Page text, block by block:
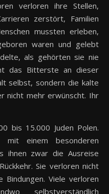
verloren ihre Stellen,
zerstört, Familien
mussten erleben,
waren und gelebt
als gehörten sie nie
das Bitterste an dieser
selbst, sondern die kalte
nicht mehr erwünscht. Ihr
bis 15.000 Juden Polen.
mit einem besonderen
ihnen zwar die Ausreise
Sie verloren nicht
Viele verloren
selbstverständlich